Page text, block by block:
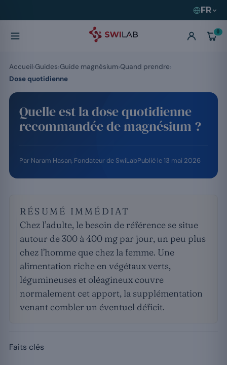
FR
0
Quelle est la dose quotidienne
recommandée de magnésium ?
Par Naram Hasan, Fondateur de SwiLabPublié le 13 mai 2026
RÉSUMÉ IMMÉDIAT
Chez l’adulte, le besoin de référence se situe
autour de 300 à 400 mg par jour, un peu plus
chez l’homme que chez la femme. Une
alimentation riche en végétaux verts,
légumineuses et oléagineux couvre
normalement cet apport, la supplémentation
venant combler un éventuel déficit.
Faits clés
Accueil Guides Guide magnésium Quand prendre
Dose quotidienne